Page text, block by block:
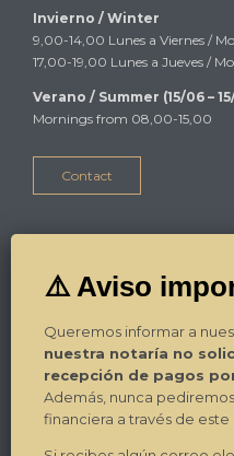
Invierno / Winter
9,00-14,00 Lunes a Viernes /
17,00-19,00 Lunes a Jueves /
Verano / Summer (15/06 –
Mornings from 08,00-15,00
Contact
Plza Luceros 17-4º-1ª
Tel. / Phone: 965.270.799
Fax: 965.270.892
E-mail:Contacto
¿Dónde estamos? / Where we
Queremos informar a
nuestra notaría no
recepción de pagos
Además, nunca
financiera a través de este